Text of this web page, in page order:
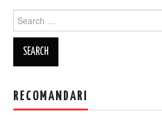
for:
RECOMANDARI